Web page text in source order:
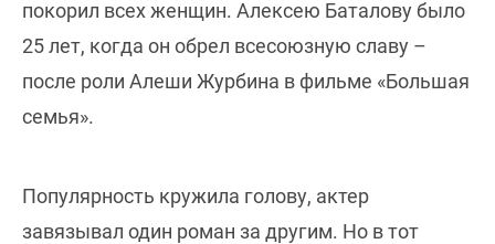
покорил всех женщин. Алексею Баталову было
25 лет, когда он обрел всесоюзную славу –
после роли Алеши Журбина в фильме «Большая
семья».
Популярность кружила голову, актер
завязывал один роман за другим. Но в тот